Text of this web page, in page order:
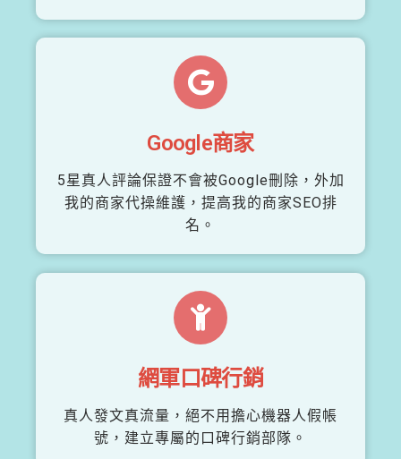
Google商家
5星真人評論保證不會被Google刪除，外加
我的商家代操維護，提高我的商家SEO排
名。
網軍口碑行銷
真人發文真流量，絕不用擔心機器人假帳
號，建立專屬的口碑行銷部隊。